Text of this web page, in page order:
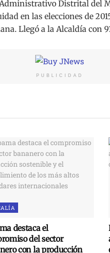
Distrital del
en las elecciones de
Llegó a la Alcaldía con
PUBLICIDAD
destaca el
del sector
con la producción